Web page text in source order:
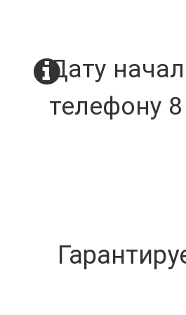
Дату
телефону